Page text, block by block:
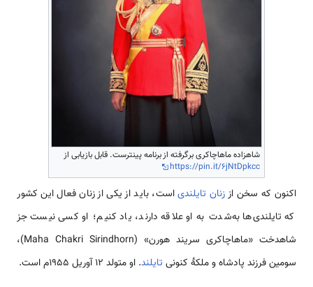
شاهزاده ماهاچاکری برگرفته از برنامه پینترست. قابل بازیابی از
https://pin.it/6jNtDpkcc
اکنون که سخن اززنان تایلندیاست، باید از یکی از زنان فعال این کشور
که تایلندی‌ها به‌شدت به او علاقه دارند، یاد کنیم؛ او کسی نیست جز
شاهدخت «ماهاچاکری سریند هورن» (Maha Chakri Sirindhorn)،
سومین فرزند پادشاه و ملکهٔ کنونی تایلند. او متولد ۱۲ آوریل ۱۹۵۵م است.